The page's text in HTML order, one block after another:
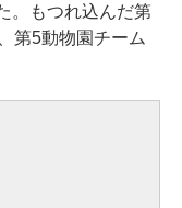
。もつれ込んだ第
第5動物園チーム